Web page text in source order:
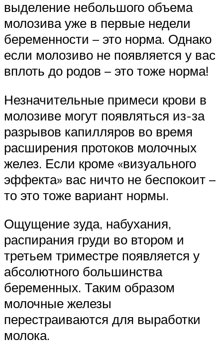
выделение небольшого объема
молозива уже в первые недели
беременности – это норма. Однако
если молозиво не появляется у вас
вплоть до родов – это тоже норма!
Незначительные примеси крови в
молозиве могут появляться из-за
разрывов капилляров во время
расширения протоков молочных
желез. Если кроме «визуального
эффекта» вас ничто не беспокоит –
то это тоже вариант нормы.
Ощущение зуда, набухания,
распирания груди во втором и
третьем триместре появляется у
абсолютного большинства
беременных. Таким образом
молочные железы
перестраиваются для выработки
молока.